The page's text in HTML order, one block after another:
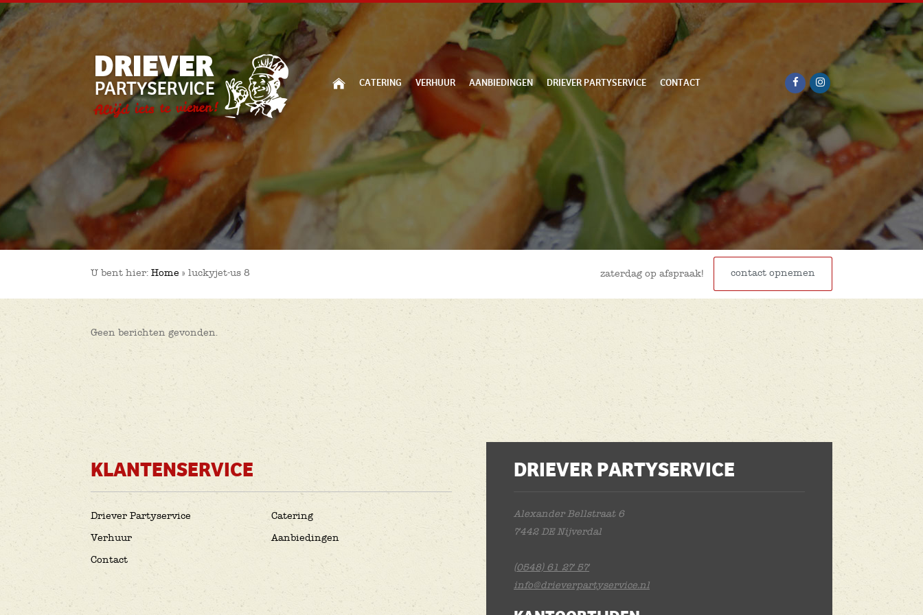
CATERING VERHUUR AANBIEDINGEN DRIEVER PARTYSERVICE CONTACT
U bent hier: Home » luckyjet-us 8 zaterdag op afspraak! contact opnemen
Geen berichten gevonden.
DRIEVER PARTYSERVICE
Alexander Bellstraat 6
7442 DE Nijverdal
(0548) 61 27 57
info@drieverpartyservice.nl
KLANTENSERVICE
Driever Partyservice Catering
Verhuur Aanbiedingen
Contact